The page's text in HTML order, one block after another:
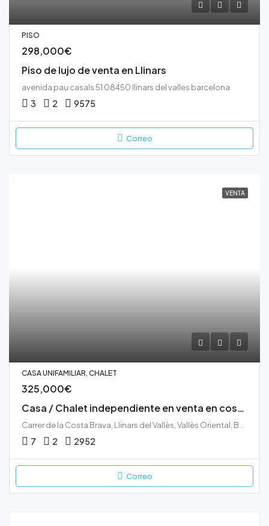
PISO
298,000€
Piso de lujo de venta en Llinars
avenida pau casals 51 08450 llinars del valles barcelona
3 2 9575
Correo
VENTA
CASA UNIFAMILIAR, CHALET
325,000€
Casa / Chalet independiente en venta en costa brava 0, Llinars del Vallès
7 2 2952
Correo